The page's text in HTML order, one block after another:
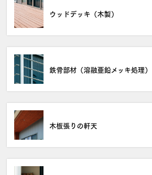
ウッドデッキ（木製）
鉄骨部材（溶融亜鉛メッキ処理）
木板張りの軒天